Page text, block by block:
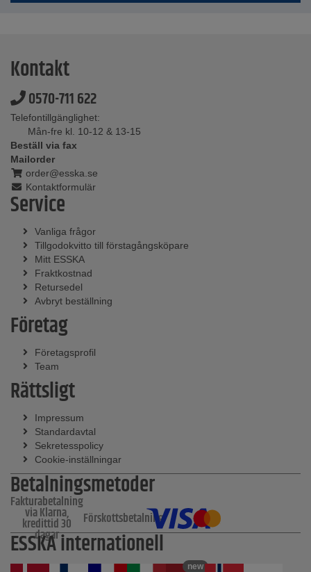
Kontakt
0570-711 622
Telefontillgänglighet:
Mån-fre kl. 10-12 & 13-15
Beställ via fax
Mailorder
order@esska.se
Kontaktformulär
Service
Vanliga frågor
Tillgodokvitto till förstagångsköpare
Mitt ESSKA
Fraktkostnad
Retursedel
Avbryt beställning
Företag
Företagsprofil
Team
Rättsligt
Impressum
Standardavtal
Sekretesspolicy
Cookie-inställningar
Betalningsmetoder
Fakturabetalning
via Klarna,
kredittid 30
dagar
Förskottsbetalning
ESSKA internationell
new